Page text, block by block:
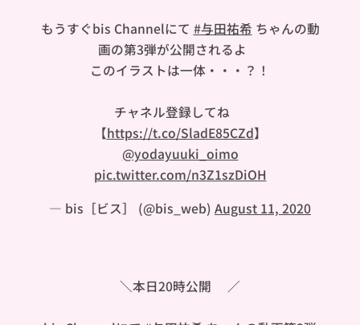
もうすぐbis Channelにて #与田祐希 ちゃんの動
画の第3弾が公開されるよ🐼
このイラストは一体・・・？！
チャネル登録してね👇🏻
【https://t.co/SladE85CZd】
@yodayuuki_oimo
pic.twitter.com/n3Z1szDiOH
— bis［ビス］ (@bis_web) August 11, 2020
＼本日20時公開🍠／